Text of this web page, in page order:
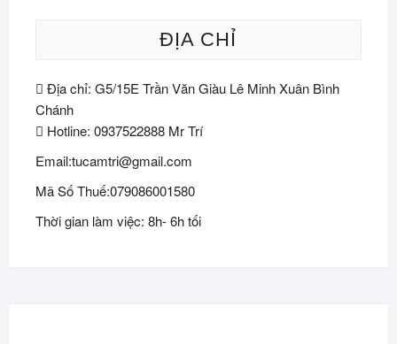
ĐỊA CHỈ
Địa chỉ: G5/15E Trần Văn Giàu Lê Minh Xuân Bình
Chánh
Hotline: 0937522888 Mr Trí
Email:tucamtri@gmail.com
Mã Số Thuế:079086001580
Thời gian làm việc: 8h- 6h tối